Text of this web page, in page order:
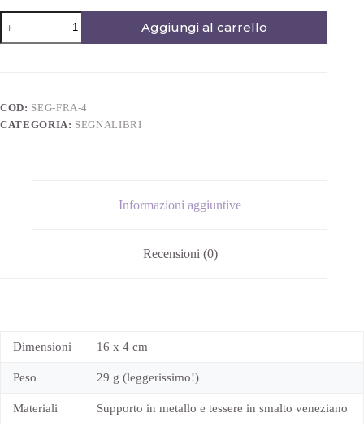
Aggiungi al carrello
COD: SEG-FRA-4
CATEGORIA: SEGNALIBRI
Informazioni aggiuntive
Recensioni (0)
Dimensioni 16 x 4 cm
Peso 29 g (leggerissimo!)
Materiali Supporto in metallo e tessere in smalto veneziano